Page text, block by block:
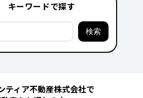
キーワードで探す
ティア不動産株式会社で